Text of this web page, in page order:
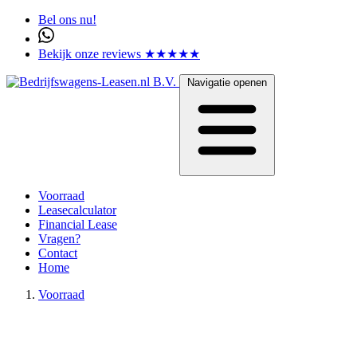
Bel ons nu!
Bekijk onze reviews ★★★★★
Navigatie openen
Voorraad
Leasecalculator
Financial Lease
Vragen?
Contact
Home
Voorraad